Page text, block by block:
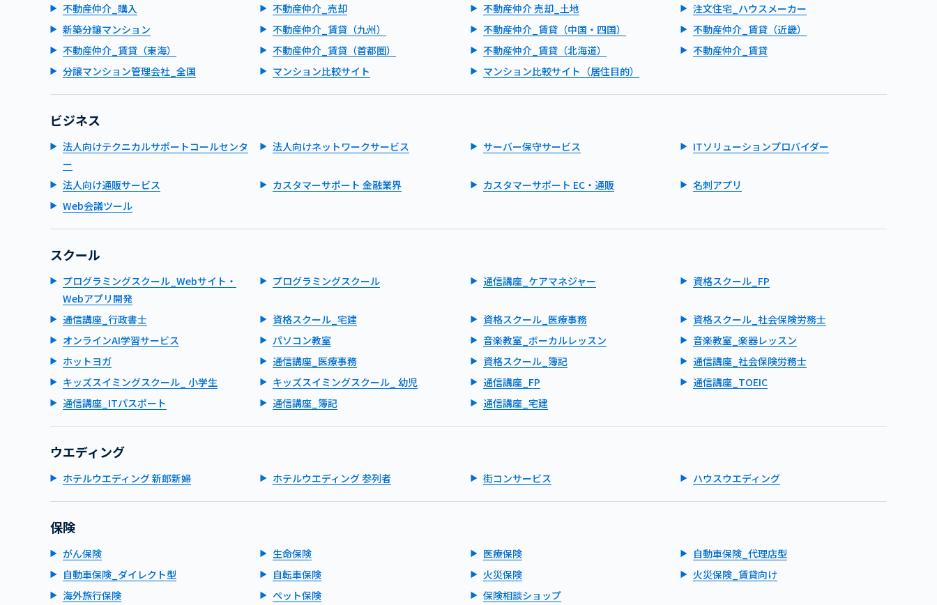
不動産仲介_購入
不動産仲介_売却 不動産仲介 売却_土地
注文住宅_ハウスメーカー
新築分譲マンション
不動産仲介_賃貸（九州） 不動産仲介_賃貸（中国・四国）
不動産仲介_賃貸（近畿）
不動産仲介_賃貸（東海）
不動産仲介_賃貸（首都圏） 不動産仲介_賃貸（北海道）
不動産仲介_賃貸
分譲マンション管理会社_全国
マンション比較サイト マンション比較サイト（居住目的）
ビジネス
法人向けテクニカルサポートコールセンタ
ー
法人向けネットワークサービス サーバー保守サービス ITソリューションプロバイダー
法人向け通販サービス カスタマーサポート 金融業界 カスタマーサポート EC・通販
名刺アプリ
Web会議ツール
スクール
プログラミングスクール_Webサイト・
Webアプリ開発
プログラミングスクール 通信講座_ケアマネジャー 資格スクール_FP
通信講座_行政書士 資格スクール_宅建 資格スクール_医療事務
資格スクール_社会保険労務士
オンラインAI学習サービス
パソコン教室 音楽教室_ボーカルレッスン
音楽教室_楽器レッスン
ホットヨガ
通信講座_医療事務 資格スクール_簿記
通信講座_社会保険労務士
キッズスイミングスクール_ 小学生
キッズスイミングスクール_ 幼児 通信講座_FP
通信講座_TOEIC
通信講座_ITパスポート
通信講座_簿記 通信講座_宅建
ウエディング
ホテルウエディング 新郎新婦 ホテルウエディング 参列者 街コンサービス ハウスウエディング
保険
がん保険 生命保険 医療保険
自動車保険_代理店型
自動車保険_ダイレクト型
自転車保険 火災保険
火災保険_賃貸向け
海外旅行保険
ペット保険 保険相談ショップ